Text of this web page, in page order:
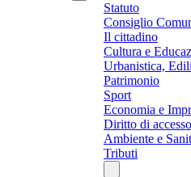
Statuto
Consiglio
Il cittadino
Cultura e
Urbanistica,
Patrimonio
Sport
Economia e
Diritto di
Ambiente e
Tributi